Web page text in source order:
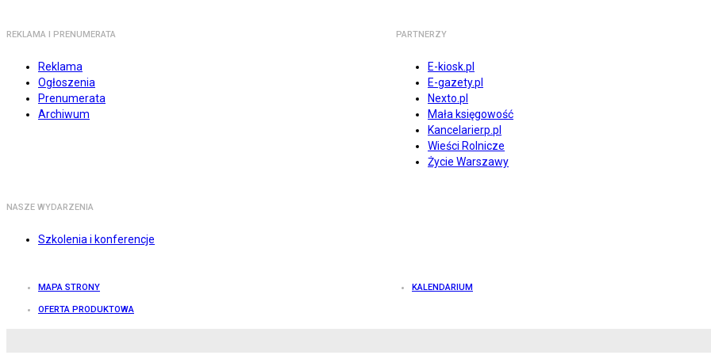
REKLAMA I PRENUMERATA
Reklama
Ogłoszenia
Prenumerata
Archiwum
PARTNERZY
E-kiosk.pl
E-gazety.pl
Nexto.pl
Mała księgowość
Kancelarierp.pl
Wieści Rolnicze
Życie Warszawy
NASZE WYDARZENIA
Szkolenia i konferencje
MAPA STRONY KALENDARIUM
OFERTA PRODUKTOWA